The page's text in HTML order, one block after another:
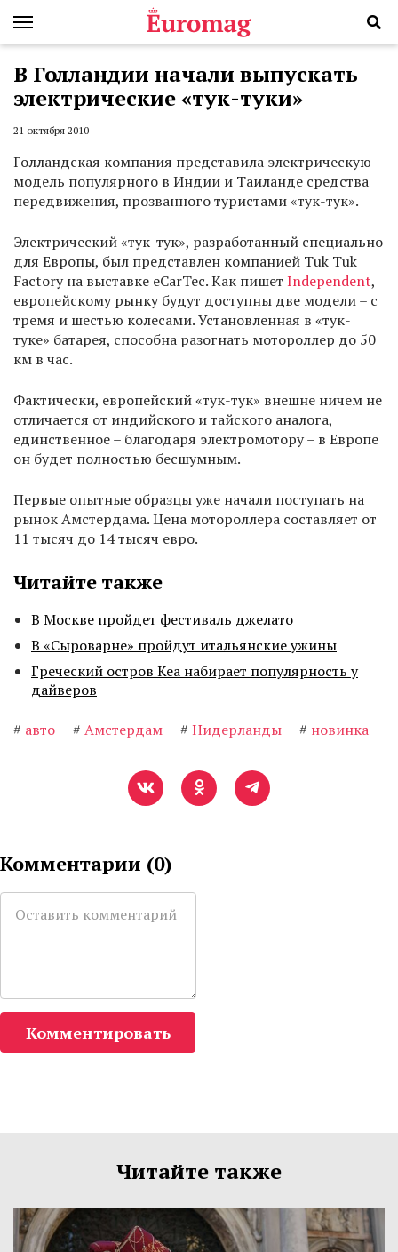
В Голландии начали выпускать
электрические «тук-туки»
21 октября 2010
Голландская компания представила электрическую
модель популярного в Индии и Таиланде средства
передвижения, прозванного туристами «тук-тук».
Электрический «тук-тук», разработанный специально
для Европы, был представлен компанией Tuk Tuk
Factory на выставке eCarTec. Как пишет Independent,
европейскому рынку будут доступны две модели – с
тремя и шестью колесами. Установленная в «тук-
туке» батарея, способна разогнать мотороллер до 50
км в час.
Фактически, европейский «тук-тук» внешне ничем не
отличается от индийского и тайского аналога,
единственное – благодаря электромотору – в Европе
он будет полностью бесшумным.
Первые опытные образцы уже начали поступать на
рынок Амстердама. Цена мотороллера составляет от
11 тысяч до 14 тысяч евро.
Читайте также
В Москве пройдет фестиваль джелато
В «Сыроварне» пройдут итальянские ужины
Греческий остров Кеа набирает популярность у
дайверов
# авто # Амстердам # Нидерланды # новинка
Комментарии (0)
Комментировать
Читайте также